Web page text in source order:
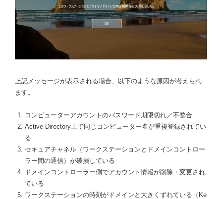
上記メッセージが表示される場合、以下のような原因が考えられ
ます。
コンピューターアカウントのパスワード期限切れ／不整合
Active Directory上で同じコンピューター名が重複登録されてい
る
セキュアチャネル（ワークステーションとドメインコントロー
ラー間の通信）が破損している
ドメインコントローラー側でアカウント情報が削除・変更され
ている
ワークステーションの時刻がドメインと大きくずれている（Ke